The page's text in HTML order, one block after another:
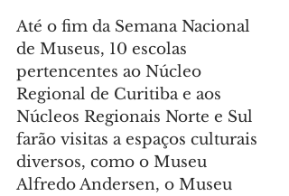
Até o fim da Semana Nacional
de Museus, 10 escolas
pertencentes ao Núcleo
Regional de Curitiba e aos
Núcleos Regionais Norte e Sul
farão visitas a espaços culturais
diversos, como o Museu
Alfredo Andersen, o Museu